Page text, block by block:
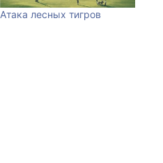
Атака лесных тигров